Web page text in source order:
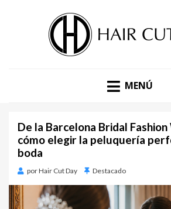
BLOG DE
HAIR CUT
ESTÉTICA Y MODA. BLOG DE
MENÚ
De la Barcelona Bridal
cómo elegir la peluquería
boda
porHair Cut Day Destacado